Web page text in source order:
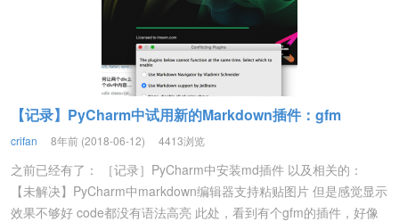
【记录】PyCharm中试用新的Markdown插件：gfm
crifan 8年前 (2018-06-12) 4413浏览
之前已经有了： ［记录］PyCharm中安装md插件 以及相关的：
【未解决】PyCharm中markdown编辑器支持粘贴图片 但是感觉显示
效果不够好 code都没有语法高亮 此处，看到有个gfm的插件，好像